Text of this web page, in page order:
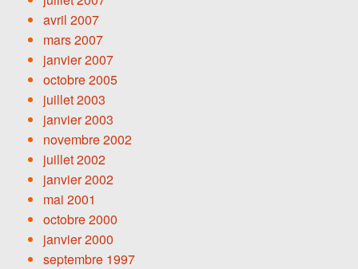
avril 2007
mars 2007
janvier 2007
octobre 2005
juillet 2003
janvier 2003
novembre 2002
juillet 2002
janvier 2002
mai 2001
octobre 2000
janvier 2000
septembre 1997